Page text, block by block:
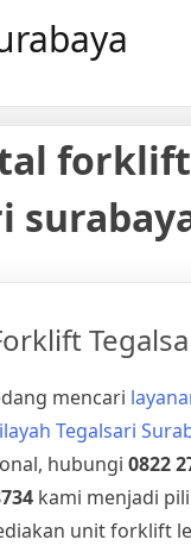
mencari
Tegalsari
hubungi 0822
kami menjadi
unit forklift